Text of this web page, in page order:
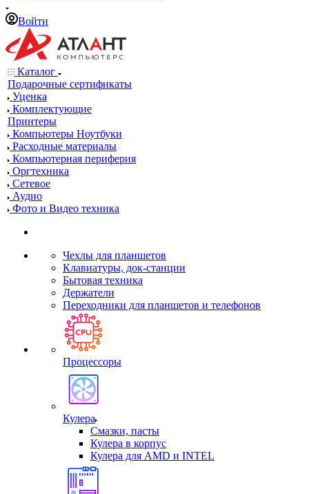
Войти
Каталог
Подарочные сертификаты
Уценка
Комплектующие
Принтеры
Компьютеры Ноутбуки
Расходные материалы
Компьютерная периферия
Оргтехника
Сетевое
Аудио
Фото и Видео техника
Чехлы для планшетов
Клавиатуры, док-станции
Бытовая техника
Держатели
Переходники для планшетов и телефонов
Процессоры
Кулера
Смазки, пасты
Кулера в корпус
Кулера для AMD и INTEL